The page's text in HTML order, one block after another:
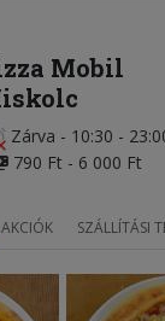
Mobil
Zárva - 10:30 -
790 Ft - 6 000 Ft
AKCIÓK SZÁLLÍTÁSI